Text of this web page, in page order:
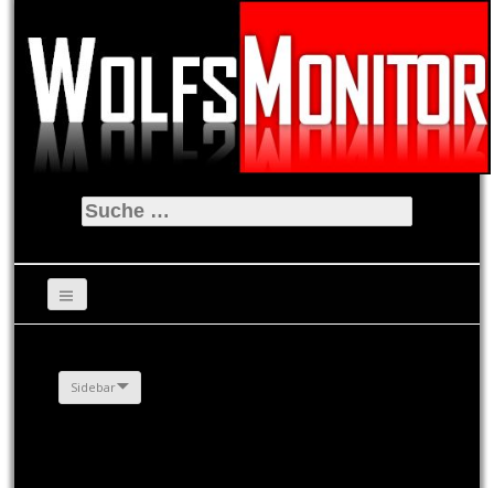
Suche
nach:
Sidebar